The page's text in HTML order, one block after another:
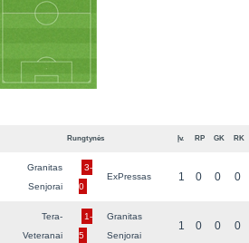
Rungtynės Įv. RP GK RK
Granitas
Senjorai
3-
0
ExPressas 1 0 0 0
Tera-
Veteranai
1-
5
Granitas
Senjorai
1 0 0 0